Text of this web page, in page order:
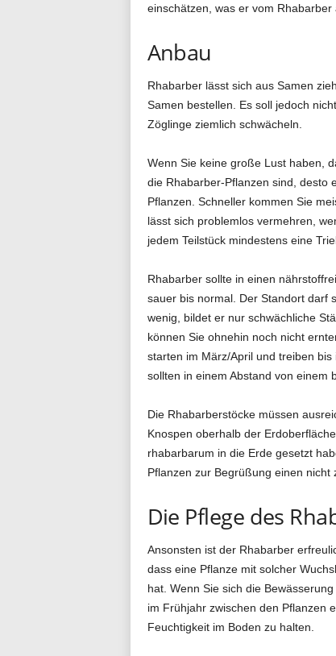
einschätzen, was er vom
Anbau
Rhabarber lässt sich aus Samen
Samen bestellen. Es soll jedoch
Zöglinge ziemlich schwächeln.
Wenn Sie keine große Lust haben,
die Rhabarber-Pflanzen sind, desto
Pflanzen. Schneller kommen Sie
lässt sich problemlos vermehren,
jedem Teilstück mindestens eine
Rhabarber sollte in einen
sauer bis normal. Der Standort darf
wenig, bildet er nur schwächliche
können Sie ohnehin noch nicht
starten im März/April und treiben
sollten in einem Abstand von einem
Die Rhabarberstöcke müssen
Knospen oberhalb der
rhabarbarum in die Erde gesetzt
Pflanzen zur Begrüßung einen nicht
Die Pflege des
Ansonsten ist der Rhabarber
dass eine Pflanze mit solcher
hat. Wenn Sie sich die
im Frühjahr zwischen den Pflanzen
Feuchtigkeit im Boden zu halten.